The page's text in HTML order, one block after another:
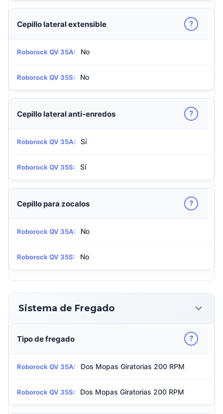
Cepillo lateral extensible ?
Roborock QV 35A: No
Roborock QV 35S: No
Cepillo lateral anti-enredos ?
Roborock QV 35A: Sí
Roborock QV 35S: Sí
Cepillo para zocalos ?
Roborock QV 35A: No
Roborock QV 35S: No
Sistema de Fregado
Tipo de fregado ?
Roborock QV 35A: Dos Mopas Giratorias 200 RPM
Roborock QV 35S: Dos Mopas Giratorias 200 RPM